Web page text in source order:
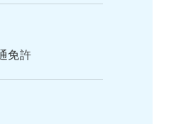
免許